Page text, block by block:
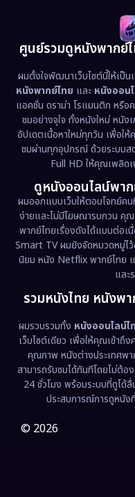
Disaster
Disney+
Documentary สารค
Drama ดราม่า
Dystopian
Emotional
Epic มหากาพย์
Erotic
Family ครอบครัว
Fantasy จินตนาการ
Fiction
Film
Gothic
ศูนย์รวมดูหนังพากย์
ผมตั้งใจพัฒนาเว็บไซต์นี้ให้เป็
หนังพากย์ไทย และ หนังออน
แอคชั่น ดราม่า โรแมนติก หรือ
ชมอย่างจุใจ ทั้งหนังใหม่ หนั
อัปเดตเนื้อหาใหม่ทุกวัน เพื่อใ
ชมผ่านทุกอุปกรณ์ ด้วยระบบส
Full HD ให้คุณเพลิด
ดูหนังออนไลน์พา
ผมออกแบบเว็บให้ตอบโจทย์ค
ง่ายและไม่มีโฆษณารบกวน คุ
พากย์ไทยเรื่องดังได้แบบต่อเ
Smart TV ผมยังจัดหมวดหมู่ไ
นิยม หนัง Netflix พากย์ไทย แ
และ
รวมหนังไทย หนังพ
ผมรวบรวมทั้ง หนังออนไลน์ไ
เว็บไซต์เดียว เพื่อให้คุณเข้าถึ
คุณภาพ หนังต่างประเทศพ
สามารถรับชมได้ทันทีโดยไม่ต้
24 ชั่วโมง พร้อมระบบที่ดูได้
ประสบการณ์การดูหนัง
© 2026